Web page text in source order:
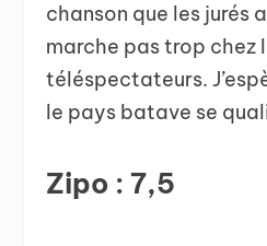
chanson que les jurés
marche pas trop chez
téléspectateurs.
le pays batave se
Zipo : 7,5